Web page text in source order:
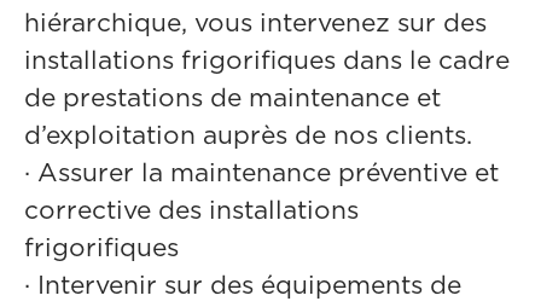
hiérarchique, vous intervenez sur des
installations frigorifiques dans le cadre
de prestations de maintenance et
d’exploitation auprès de nos clients.
· Assurer la maintenance préventive et
corrective des installations
frigorifiques
·
Intervenir sur des équipements de